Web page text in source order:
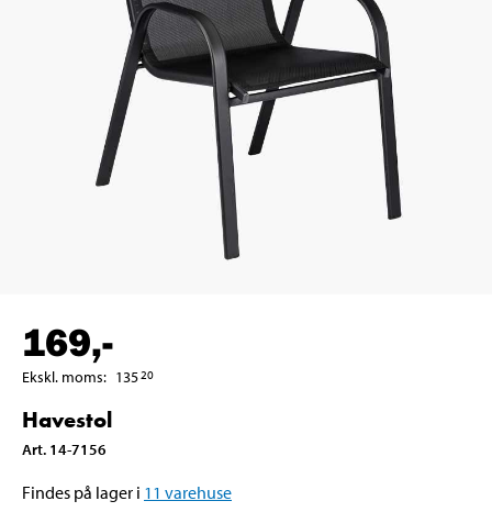
169,-
Ekskl. moms: 13520
Havestol
Art. 14-7156
Findes på lager i 11 varehuse